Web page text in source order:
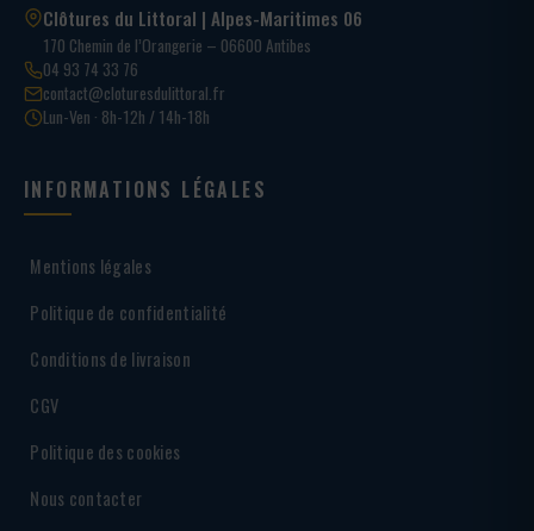
Clôtures du Littoral | Alpes-Maritimes 06
170 Chemin de l’Orangerie – 06600 Antibes
04 93 74 33 76
contact@cloturesdulittoral.fr
Lun-Ven · 8h-12h / 14h-18h
INFORMATIONS LÉGALES
Mentions légales
Politique de confidentialité
Conditions de livraison
CGV
Politique des cookies
Nous contacter